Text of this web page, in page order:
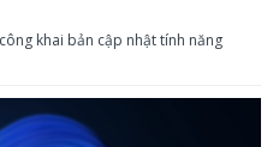
khai bản cập nhật tính năng